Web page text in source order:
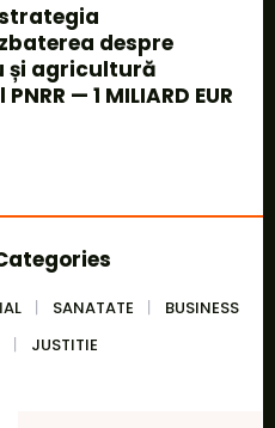
despre
și agricultură
— 1 MILIARD EUR
SANATATE
BUSINESS
JUSTITIE